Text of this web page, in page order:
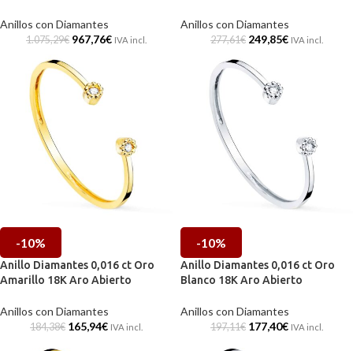
Anillos con Diamantes
1.075,29€ 967,76€ IVA incl.
Anillos con Diamantes
277,61€ 249,85€ IVA incl.
-10%
Anillo Diamantes 0,016 ct Oro
Amarillo 18K Aro Abierto
Anillos con Diamantes
184,38€ 165,94€ IVA incl.
-10%
Anillo Diamantes 0,016 ct Oro
Blanco 18K Aro Abierto
Anillos con Diamantes
197,11€ 177,40€ IVA incl.